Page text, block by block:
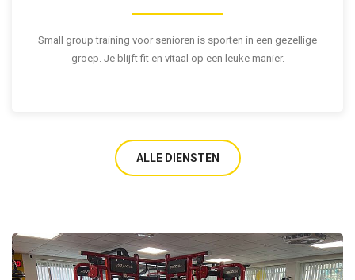
Small group training voor senioren is sporten in een gezellige
groep. Je blijft fit en vitaal op een leuke manier.
ALLE DIENSTEN